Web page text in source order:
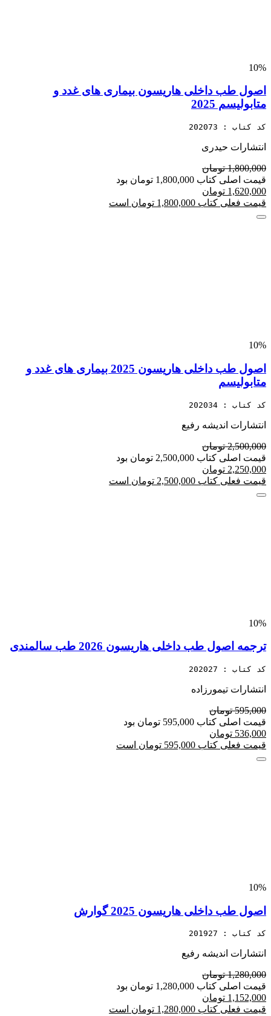
10%
اصول طب داخلی هاریسون بیماری های غدد و
متابولیسم 2025
کد کتاب : 202073
انتشارات حیدری
1,800,000 تومان
قیمت اصلی کتاب 1,800,000 تومان بود
1,620,000 تومان
قیمت فعلی کتاب 1,800,000 تومان است
10%
اصول طب داخلی هاریسون 2025 بیماری های غدد و
متابولیسم
کد کتاب : 202034
انتشارات اندیشه رفیع
2,500,000 تومان
قیمت اصلی کتاب 2,500,000 تومان بود
2,250,000 تومان
قیمت فعلی کتاب 2,500,000 تومان است
10%
ترجمه اصول طب داخلی هاریسون 2026 طب سالمندی
کد کتاب : 202027
انتشارات تیمورزاده
595,000 تومان
قیمت اصلی کتاب 595,000 تومان بود
536,000 تومان
قیمت فعلی کتاب 595,000 تومان است
10%
اصول طب داخلی هاریسون 2025 گوارش
کد کتاب : 201927
انتشارات اندیشه رفیع
1,280,000 تومان
قیمت اصلی کتاب 1,280,000 تومان بود
1,152,000 تومان
قیمت فعلی کتاب 1,280,000 تومان است